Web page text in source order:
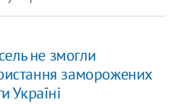
не змогли
заморожених
Україні